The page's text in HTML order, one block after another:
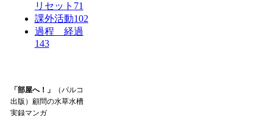
リセット 71
課外活動102
過程 経過
143
「部屋へ！」
（パルコ
出版）顧問の水草水槽
実録マンガ